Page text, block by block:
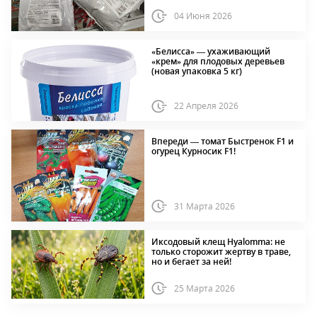
04 Июня 2026
«Белисса» — ухаживающий
«крем» для плодовых деревьев
(новая упаковка 5 кг)
22 Апреля 2026
Впереди — томат Быстренок F1 и
огурец Курносик F1!
31 Марта 2026
Иксодовый клещ Hyalomma: не
только сторожит жертву в траве,
но и бегает за ней!
25 Марта 2026